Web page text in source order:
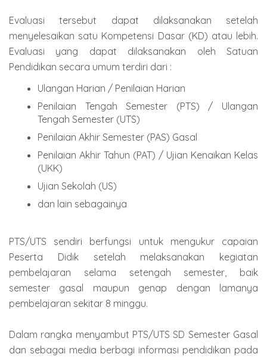
Evaluasi tersebut dapat dilaksanakan setelah
menyelesaikan satu Kompetensi Dasar (KD) atau lebih.
Evaluasi yang dapat dilaksanakan oleh Satuan
Pendidikan secara umum terdiri dari :
Ulangan Harian / Penilaian Harian
Penilaian Tengah Semester (PTS) / Ulangan
Tengah Semester (UTS)
Penilaian Akhir Semester (PAS) Gasal
Penilaian Akhir Tahun (PAT) / Ujian Kenaikan Kelas
(UKK)
Ujian Sekolah (US)
dan lain sebagainya
PTS/UTS sendiri berfungsi untuk mengukur capaian
Peserta Didik setelah melaksanakan kegiatan
pembelajaran selama setengah semester, baik
semester gasal maupun genap dengan lamanya
pembelajaran sekitar 8 minggu.
Dalam rangka menyambut PTS/UTS SD Semester Gasal
dan sebagai media berbagi informasi pendidikan pada